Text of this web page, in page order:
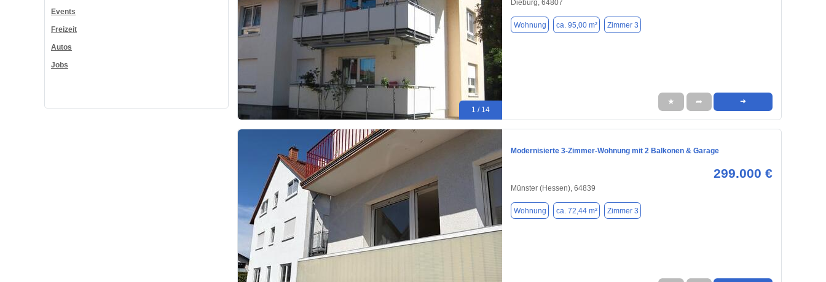
Events
Freizeit
Autos
Jobs
1 / 14
Dieburg, 64807
Wohnung ca. 95,00 m² Zimmer 3
★ ➦ ➜
Modernisierte 3-Zimmer-Wohnung mit 2 Balkonen & Garage
299.000 €
Münster (Hessen), 64839
Wohnung ca. 72,44 m² Zimmer 3